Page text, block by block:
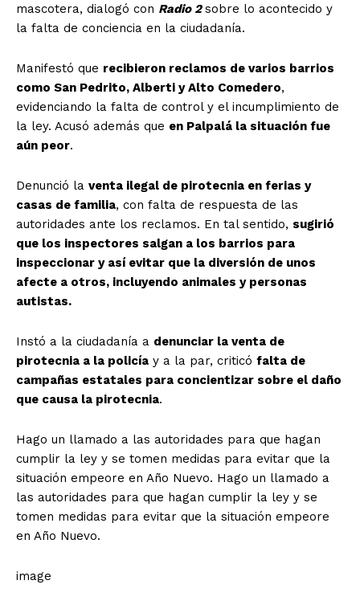
mascotera, dialogó con Radio 2sobre lo acontecido y
la falta de conciencia en la ciudadanía.
Manifestó que recibieron reclamos de varios barrios
como San Pedrito, Alberti y Alto Comedero,
evidenciando la falta de control y el incumplimiento de
la ley. Acusó además que en Palpalá la situación fue
aún peor.
Denunció la venta ilegal de pirotecnia en ferias y
casas de familia, con falta de respuesta de las
autoridades ante los reclamos. En tal sentido, sugirió
que los inspectores salgan a los barrios para
inspeccionar y así evitar que la diversión de unos
afecte a otros, incluyendo animales y personas
autistas.
Instó a la ciudadanía a denunciar la venta de
pirotecnia a la policía y a la par, criticó falta de
campañas estatales para concientizar sobre el daño
que causa la pirotecnia.
Hago un llamado a las autoridades para que hagan
cumplir la ley y se tomen medidas para evitar que la
situación empeore en Año Nuevo. Hago un llamado a
las autoridades para que hagan cumplir la ley y se
tomen medidas para evitar que la situación empeore
en Año Nuevo.
image